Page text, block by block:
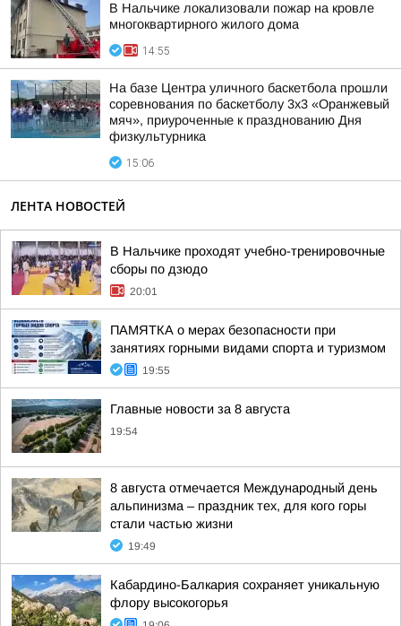
В Нальчике локализовали пожар на кровле
многоквартирного жилого дома
14:55
На базе Центра уличного баскетбола прошли
соревнования по баскетболу 3x3 «Оранжевый
мяч», приуроченные к празднованию Дня
физкультурника
15:06
ЛЕНТА НОВОСТЕЙ
В Нальчике проходят учебно-тренировочные
сборы по дзюдо
20:01
ПАМЯТКА о мерах безопасности при
занятиях горными видами спорта и туризмом
19:55
Главные новости за 8 августа
19:54
8 августа отмечается Международный день
альпинизма – праздник тех, для кого горы
стали частью жизни
19:49
Кабардино-Балкария сохраняет уникальную
флору высокогорья